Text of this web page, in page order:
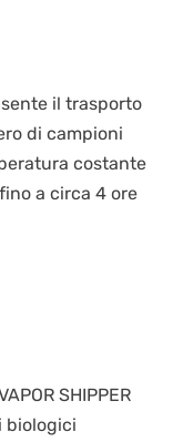
E
il trasporto
di campioni
costante
a circa 4 ore
SHIPPER
biologici